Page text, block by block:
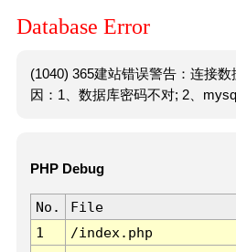
Database Error
(1040) 365建站错误警告：连接
因：1、数据库密码不对; 2、
PHP Debug
No. File
1
/index.php